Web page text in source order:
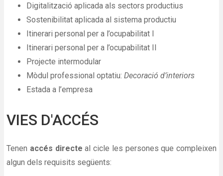
Digitalització aplicada als sectors productius
Sostenibilitat aplicada al sistema productiu
Itinerari personal per a l’ocupabilitat I
Itinerari personal per a l’ocupabilitat II
Projecte intermodular
Mòdul professional optatiu: Decoració d’interiors
Estada a l’empresa
VIES D'ACCÉS
Tenen accés directeal cicle les persones que compleixen
algun dels requisits següents: